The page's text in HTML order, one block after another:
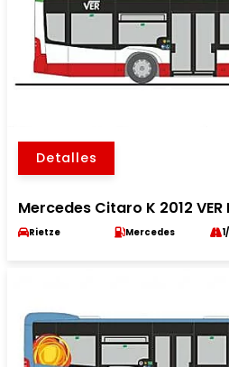
Detalles
Mercedes Citaro K 2012
Rietze Mercedes